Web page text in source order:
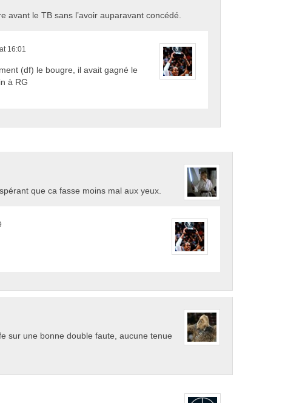
avant le TB sans l’avoir auparavant concédé.
16:01
(df) le bougre, il avait gagné le
à RG
que ca fasse moins mal aux yeux.
sur une bonne double faute, aucune tenue